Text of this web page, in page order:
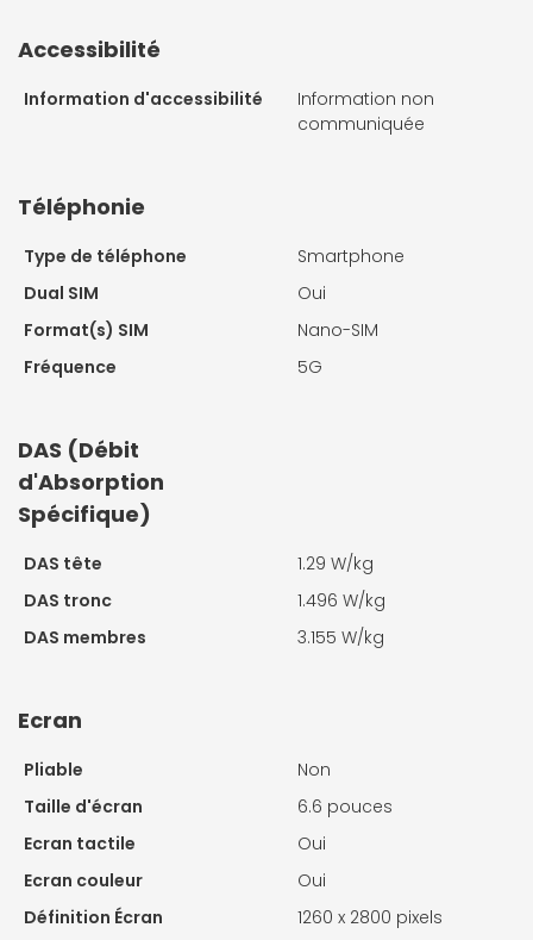
Accessibilité
Information d'accessibilité
Information non
communiquée
Téléphonie
Type de téléphone
Smartphone
Dual SIM
Oui
Format(s) SIM
Nano-SIM
Fréquence
5G
DAS (Débit
d'Absorption
Spécifique)
DAS tête
1.29 W/kg
DAS tronc
1.496 W/kg
DAS membres
3.155 W/kg
Ecran
Pliable
Non
Taille d'écran
6.6 pouces
Ecran tactile
Oui
Ecran couleur
Oui
Définition Écran
1260 x 2800 pixels